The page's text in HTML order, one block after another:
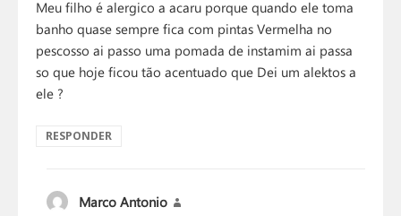
Meu filho é alergico a acaru porque quando ele toma
banho quase sempre fica com pintas Vermelha no
pescosso ai passo uma pomada de instamim ai passa
so que hoje ficou tão acentuado que Dei um alektos a
ele ?
RESPONDER
Marco Antonio